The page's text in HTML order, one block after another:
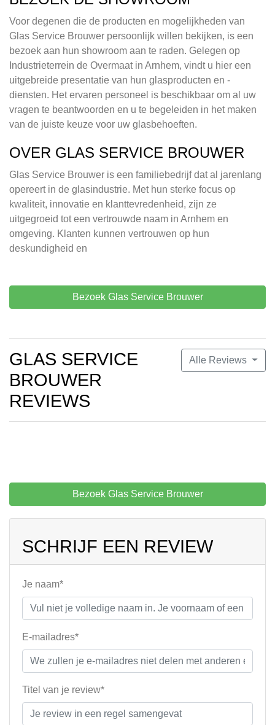
Voor degenen die de producten en mogelijkheden van
Glas Service Brouwer persoonlijk willen bekijken, is een
bezoek aan hun showroom aan te raden. Gelegen op
Industrieterrein de Overmaat in Arnhem, vindt u hier een
uitgebreide presentatie van hun glasproducten en -
diensten. Het ervaren personeel is beschikbaar om al uw
vragen te beantwoorden en u te begeleiden in het maken
van de juiste keuze voor uw glasbehoeften.
OVER GLAS SERVICE BROUWER
Glas Service Brouwer is een familiebedrijf dat al jarenlang
opereert in de glasindustrie. Met hun sterke focus op
kwaliteit, innovatie en klanttevredenheid, zijn ze
uitgegroeid tot een vertrouwde naam in Arnhem en
omgeving. Klanten kunnen vertrouwen op hun
deskundigheid en
Bezoek Glas Service Brouwer
Alle Reviews
GLAS SERVICE
BROUWER
REVIEWS
Bezoek Glas Service Brouwer
SCHRIJF EEN REVIEW
Je naam*
E-mailadres*
Titel van je review*